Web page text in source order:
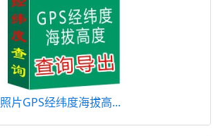
照片GPS经纬度海拔高...